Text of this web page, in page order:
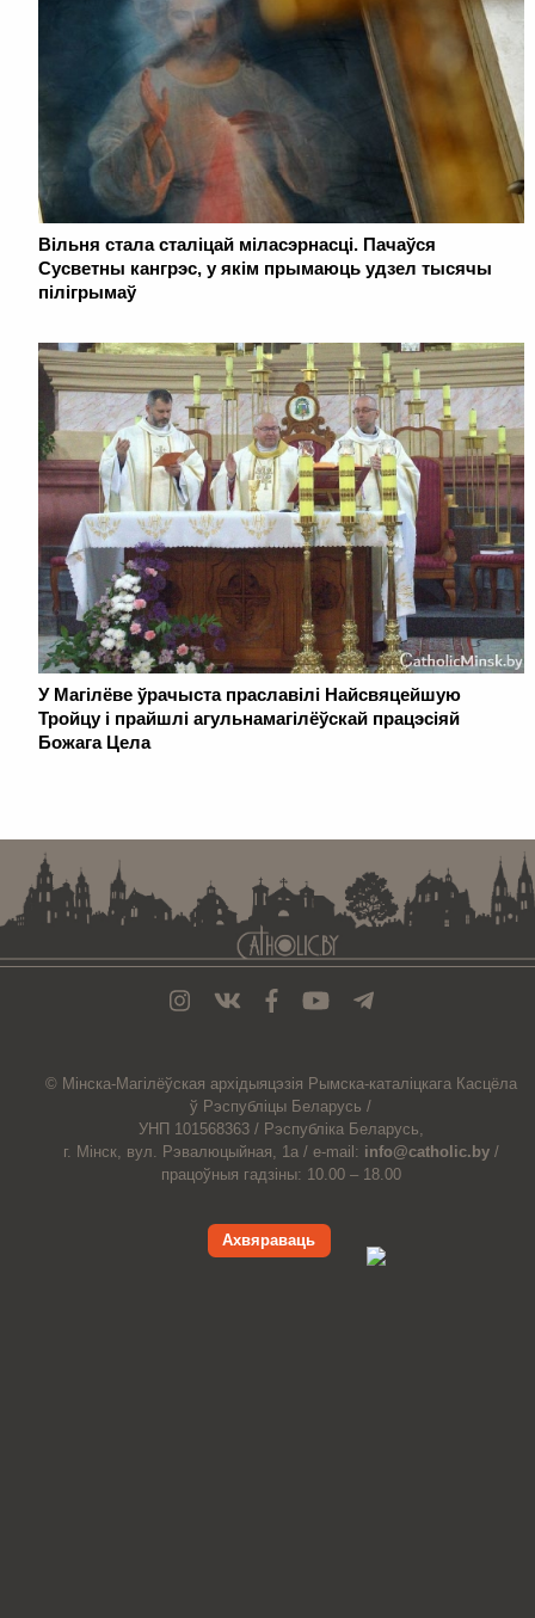
Вільня стала сталіцай міласэрнасці. Пачаўся
Сусветны кангрэс, у якім прымаюць удзел тысячы
пілігрымаў
У Магілёве ўрачыста праславілі Найсвяцейшую
Тройцу і прайшлі агульнамагілёўскай працэсіяй
Божага Цела
© Мiнска-Магiлёўская архiдыяцэзiя Рымска-каталіцкага Касцёла
ў Рэспубліцы Беларусь /
УНП 101568363 / Рэспубліка Беларусь,
г. Мінск, вул. Рэвалюцыйная, 1а / e-mail: info@catholic.by /
працоўныя гадзіны: 10.00 – 18.00
Ахвяраваць